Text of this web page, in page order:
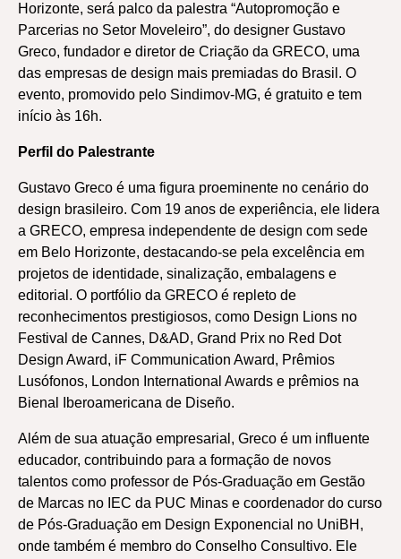
Horizonte, será palco da palestra “Autopromoção e
Parcerias no Setor Moveleiro”, do designer Gustavo
Greco, fundador e diretor de Criação da GRECO, uma
das empresas de design mais premiadas do Brasil. O
evento, promovido pelo Sindimov-MG, é gratuito e tem
início às 16h.
Perfil do Palestrante
Gustavo Greco é uma figura proeminente no cenário do
design brasileiro. Com 19 anos de experiência, ele lidera
a GRECO, empresa independente de design com sede
em Belo Horizonte, destacando-se pela excelência em
projetos de identidade, sinalização, embalagens e
editorial. O portfólio da GRECO é repleto de
reconhecimentos prestigiosos, como Design Lions no
Festival de Cannes, D&AD, Grand Prix no Red Dot
Design Award, iF Communication Award, Prêmios
Lusófonos, London International Awards e prêmios na
Bienal Iberoamericana de Diseño.
Além de sua atuação empresarial, Greco é um influente
educador, contribuindo para a formação de novos
talentos como professor de Pós-Graduação em Gestão
de Marcas no IEC da PUC Minas e coordenador do curso
de Pós-Graduação em Design Exponencial no UniBH,
onde também é membro do Conselho Consultivo. Ele